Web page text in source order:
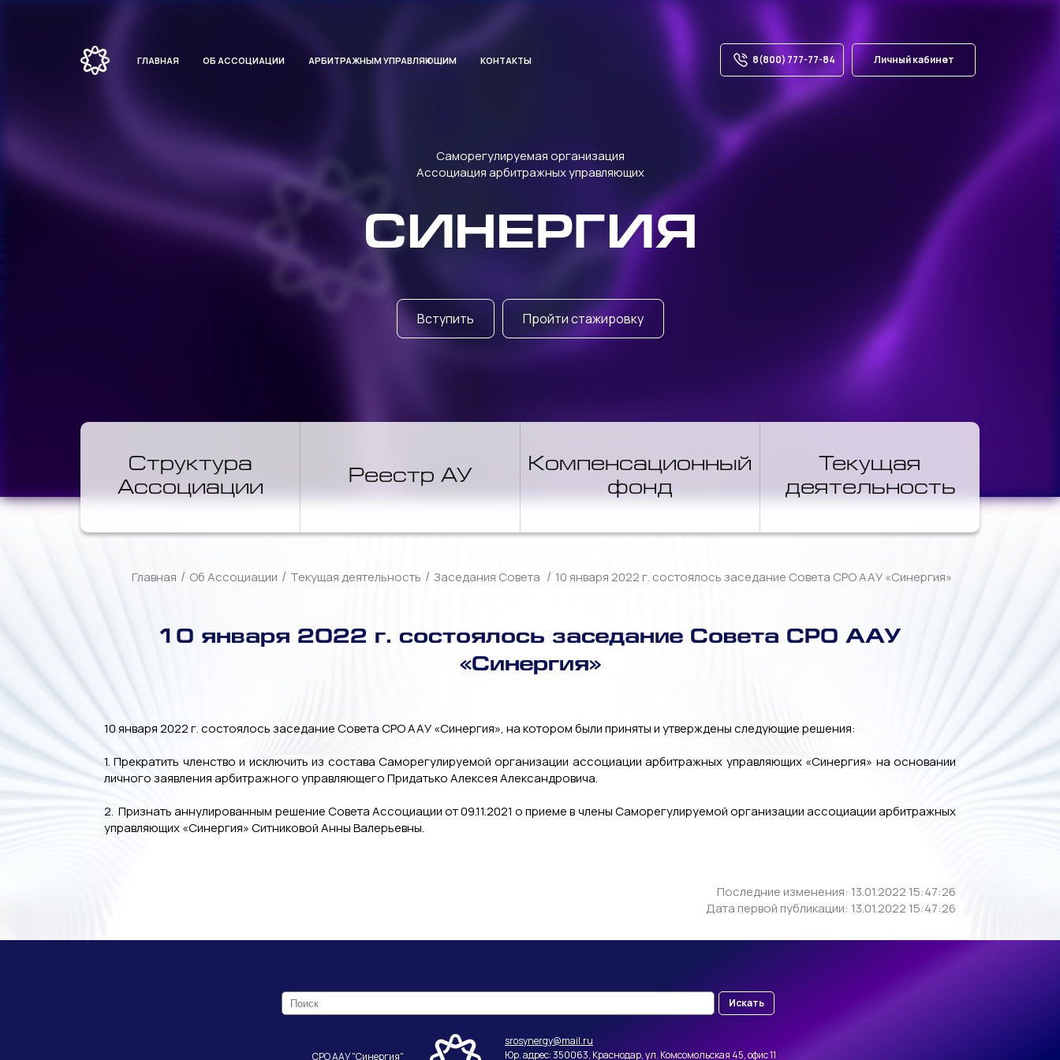
ГЛАВНАЯ ОБ АССОЦИАЦИИ АРБИТРАЖНЫМ УПРАВЛЯЮЩИМ КОНТАКТЫ 8(800) 777-77-84 Личный кабинет
Саморегулируемая организация
Ассоциация арбитражных управляющих
СИНЕРГИЯ
Вступить Пройти стажировку
Структура
Ассоциации
Реестр АУ
Компенсационный
фонд
Текущая
деятельность
Главная / Об Ассоциации / Текущая деятельность / Заседания Совета / 10 января 2022 г. состоялось заседание Совета СРО ААУ «Синергия»
10 января 2022 г. состоялось заседание Совета СРО ААУ
«Синергия»
10 января 2022 г. состоялось заседание Совета СРО ААУ «Синергия», на котором были приняты и утверждены следующие решения:
1. Прекратить членство и исключить из состава Саморегулируемой организации ассоциации арбитражных управляющих «Синергия» на основании
личного заявления арбитражного управляющего Придатько Алексея Александровича.
2. Признать аннулированным решение Совета Ассоциации от 09.11.2021 о приеме в члены Саморегулируемой организации ассоциации арбитражных
управляющих «Синергия» Ситниковой Анны Валерьевны.
Последние изменения: 13.01.2022 15:47:26
Дата первой публикации: 13.01.2022 15:47:26
Искать
СРО ААУ "Синергия"
srosynergy@mail.ru
Юр. адрес: 350063, Краснодар, ул. Комсомольская 45, офис 11